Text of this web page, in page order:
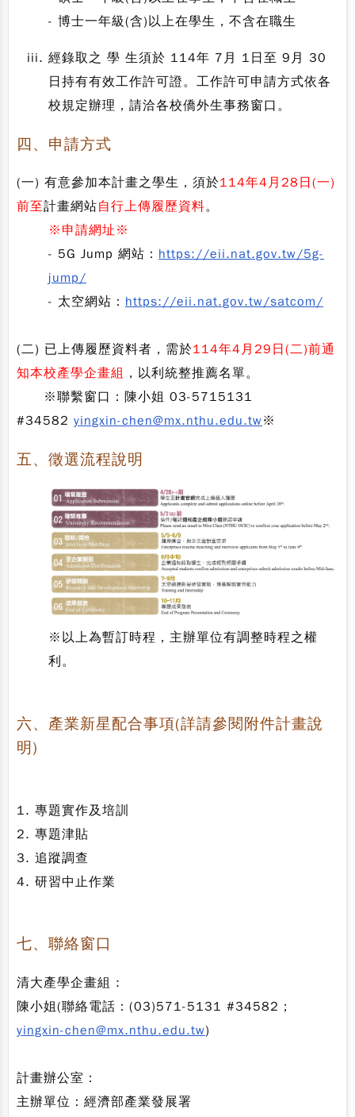
- 博士一年級(含)以上在學生，不含在職生
經錄取之 學 生須於 114年 7月 1日至 9月 30
日持有有效工作許可證。工作許可申請方式依各
校規定辦理，請洽各校僑外生事務窗口。
四、申請方式
(一) 有意參加本計畫之學生，須於114年4月28日(一)
前至計畫網站自行上傳履歷資料。
※申請網址※
- 5G Jump 網站： https://eii.nat.gov.tw/5g-
jump/
- 太空網站： https://eii.nat.gov.tw/satcom/
(二) 已上傳履歷資料者 ， 需於114年4月29日(二)前通
知本校產學企畫組 ，以利統整推薦名單。
※聯繫窗口：陳小姐 03-5715131
#34582 yingxin-chen@mx.nthu.edu.tw※
五、徵選流程說明
※以上為暫訂時程，主辦單位有調整時程之權
利。
六、產業新星配合事項(詳請參閱附件計畫說
明)
1. 專題實作及培訓
2. 專題津貼
3. 追蹤調查
4. 研習中止作業
七、聯絡窗口
清大產學企畫組 :
陳小姐(聯絡電話：(03)571-5131 #34582；
yingxin-chen@mx.nthu.edu.tw)
計畫辦公室：
主辦單位：經濟部產業發展署